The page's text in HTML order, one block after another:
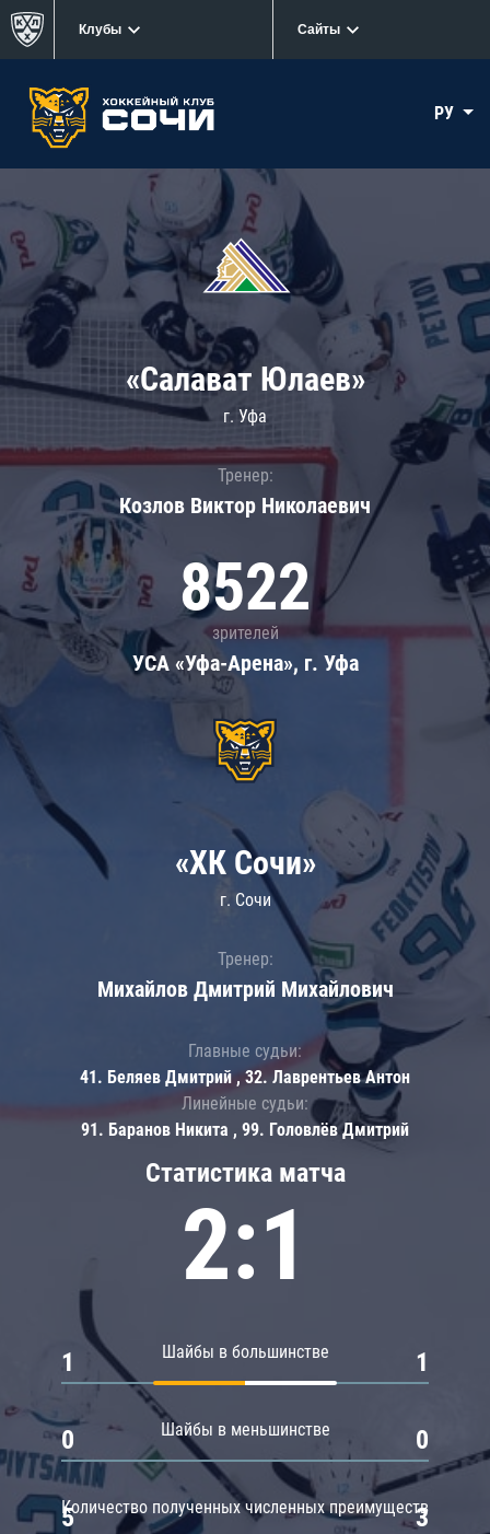
Клубы Сайты
РУ
«Салават Юлаев»
г. Уфа
Тренер:
Козлов Виктор Николаевич
8522
зрителей
УСА «Уфа-Арена», г. Уфа
Статистика матча
2:1
Шайбы в большинстве
1 1
Шайбы в меньшинстве
0 0
Количество полученных численных преимуществ
5 3
«ХК Сочи»
г. Сочи
Тренер:
Михайлов Дмитрий Михайлович
Главные судьи:
41. Беляев Дмитрий , 32. Лаврентьев Антон
Линейные судьи:
91. Баранов Никита , 99. Головлёв Дмитрий